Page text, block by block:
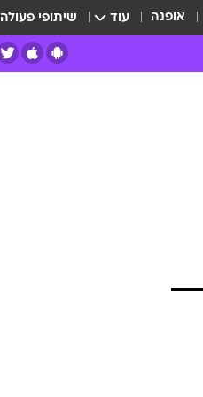
אופנה עוד שיתופי פעולה